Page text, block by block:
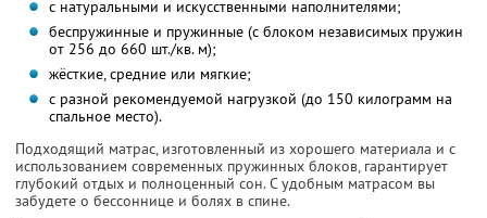
с натуральными и искусственными наполнителями;
беспружинные и пружинные (с блоком независимых пружин
от 256 до 660 шт./кв. м);
жёсткие, средние или мягкие;
с разной рекомендуемой нагрузкой (до 150 килограмм на
спальное место).
Подходящий матрас, изготовленный из хорошего материала и с
использованием современных пружинных блоков, гарантирует
глубокий отдых и полноценный сон. С удобным матрасом вы
забудете о бессоннице и болях в спине.